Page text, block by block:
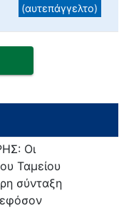
(αυτεπάγγελτο)
Οι
Ταμείου
σύνταξη